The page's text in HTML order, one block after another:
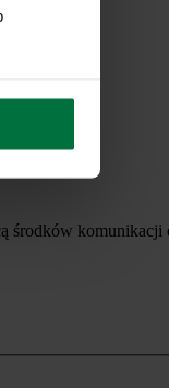
środków komunikacji